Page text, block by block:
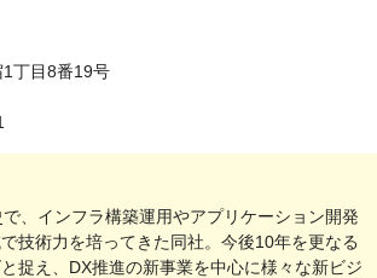
丁目8番19号
、インフラ構築運用やアプリケーション開発
技術力を培ってきた同社。今後10年を更なる
捉え、DX推進の新事業を中心に様々な新ビジ